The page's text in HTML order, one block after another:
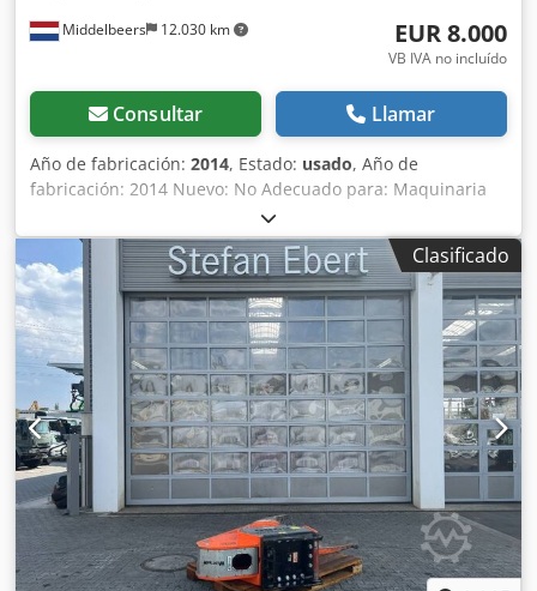
Middelbeers 12.030 km EUR 8.000
VB IVA no incluído
Consultar Llamar
Año de fabricación: 2014, Estado: usado, Año de
fabricación: 2014 Nuevo: No Adecuado para: Maquinaria
de construcción Estado general: Muy bueno Estado
técnico: Muy bueno Estado estético: Muy bueno Para más
información, póngase en contacto con Ernst van Hek.
Dcsdsylkg Depfx Afvok En venta: Engcon EC30 Tiltrotator
(2014) con pinza integrada Mejore la eficiencia y
versatilidad de su excavadora pesada con este robusto
tiltrotator Engcon EC30. Previamente montado en una
Komatsu PC240, este equipo está equipado con la muy
demandada cassette de pinza integrada, lo que lo
convierte en una herramienta multifuncional ideal para
trabajos de movimiento de tierras exigentes.
Especificaciones y características: Marca y modelo: Engcon
EC30 Año de fabricación: 2014 Máquina anterior: Komatsu
PC240 (Adecuado para excavadoras de 22–33 toneladas)
Suspensión superior: Fija (montaje directo con pasador)
Clasificado